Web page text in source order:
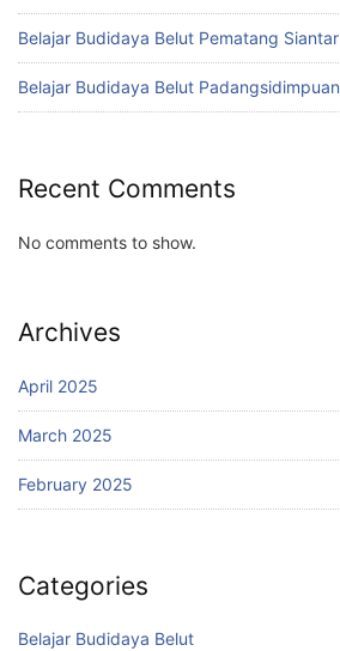
Belajar Budidaya Belut Pematang Siantar
Belajar Budidaya Belut Padangsidimpuan
Recent Comments
No comments to show.
Archives
April 2025
March 2025
February 2025
Categories
Belajar Budidaya Belut